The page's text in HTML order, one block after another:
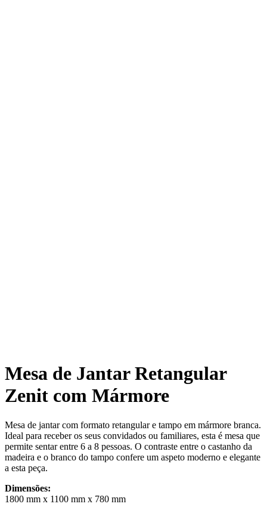
Mesa de Jantar Retangular
Zenit com Mármore
Mesa de jantar com formato retangular e tampo em mármore branca.
Ideal para receber os seus convidados ou familiares, esta é mesa que
permite sentar entre 6 a 8 pessoas. O contraste entre o castanho da
madeira e o branco do tampo confere um aspeto moderno e elegante
a esta peça.
Dimensões:
1800 mm x 1100 mm x 780 mm